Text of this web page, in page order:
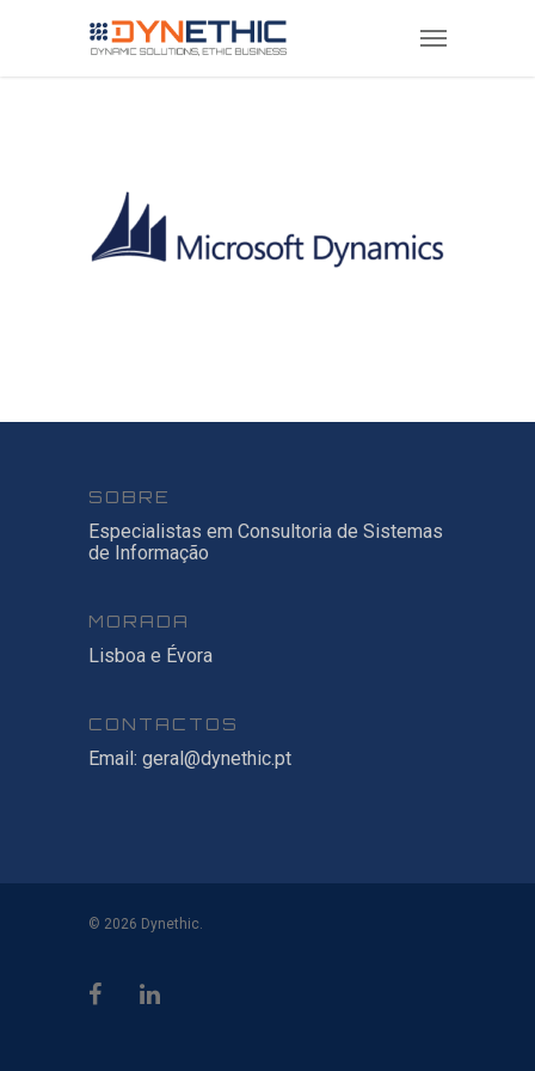
SOBRE
Especialistas em Consultoria de Sistemas
de Informação
MORADA
Lisboa e Évora
CONTACTOS
Email: geral@dynethic.pt
© 2026 Dynethic.